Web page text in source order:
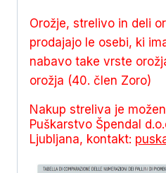
Orožje, strelivo in deli
prodajajo le osebi, ki
nabavo take vrste
orožja (40. člen Zoro)
Nakup streliva je
Puškarstvo Špendal
Ljubljana, kontakt: